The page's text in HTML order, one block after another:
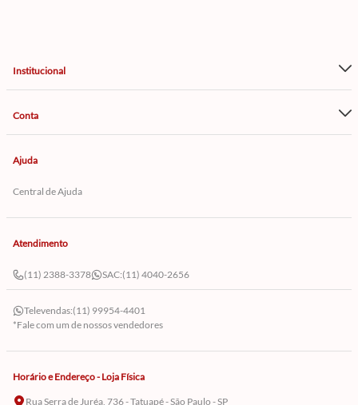
Institucional
Conta
Ajuda
Central de Ajuda
Atendimento
(11) 2388-3378 SAC:(11) 4040-2656
Televendas:(11) 99954-4401
*Fale com um de nossos vendedores
Horário e Endereço - Loja Física
Rua Serra de Juréa, 736 - Tatuapé - São Paulo - SP